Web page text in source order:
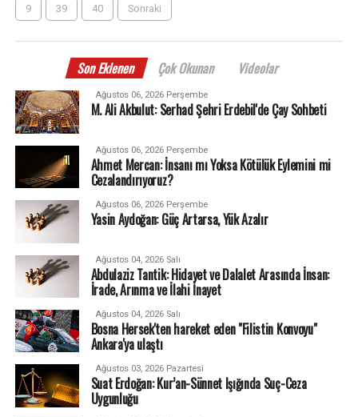
9 39 40 Sonraki
Son Eklenen Çok Okunan Videolar
Ağustos 06, 2026 Perşembe
M. Ali Akbulut: Serhad Şehri Erdebil'de Çay Sohbeti
Ağustos 06, 2026 Perşembe
Ahmet Mercan: İnsanı mı Yoksa Kötülük Eylemini mi
Cezalandırıyoruz?
Ağustos 06, 2026 Perşembe
Yasin Aydoğan: Güç Artarsa, Yük Azalır
Ağustos 04, 2026 Salı
Abdulaziz Tantik: Hidayet ve Dalalet Arasında İnsan:
İrade, Arınma ve İlahi İnayet
Ağustos 04, 2026 Salı
Bosna Hersek'ten hareket eden "Filistin Konvoyu"
Ankara'ya ulaştı
Ağustos 03, 2026 Pazartesi
Suat Erdoğan: Kur’an-Sünnet Işığında Suç-Ceza
Uygunluğu